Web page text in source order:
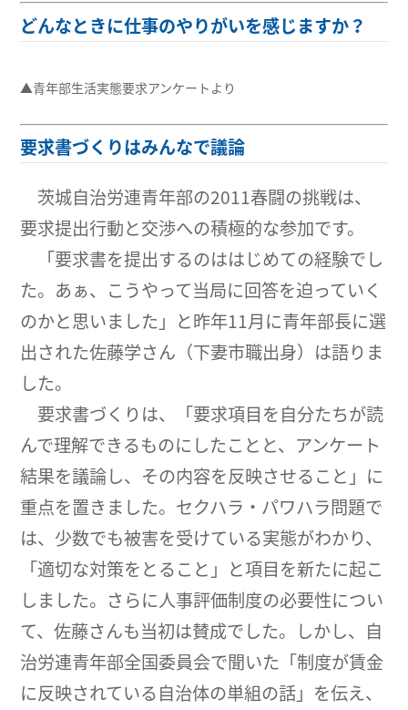
どんなときに仕事のやりがいを感じますか？
▲青年部生活実態要求アンケートより
要求書づくりはみんなで議論
茨城自治労連青年部の2011春闘の挑戦は、
要求提出行動と交渉への積極的な参加です。
「要求書を提出するのははじめての経験でし
た。あぁ、こうやって当局に回答を迫っていく
のかと思いました」と昨年11月に青年部長に選
出された佐藤学さん（下妻市職出身）は語りま
した。
要求書づくりは、「要求項目を自分たちが読
んで理解できるものにしたことと、アンケート
結果を議論し、その内容を反映させること」に
重点を置きました。セクハラ・パワハラ問題で
は、少数でも被害を受けている実態がわかり、
「適切な対策をとること」と項目を新たに起こ
しました。さらに人事評価制度の必要性につい
て、佐藤さんも当初は賛成でした。しかし、自
治労連青年部全国委員会で聞いた「制度が賃金
に反映されている自治体の単組の話」を伝え、